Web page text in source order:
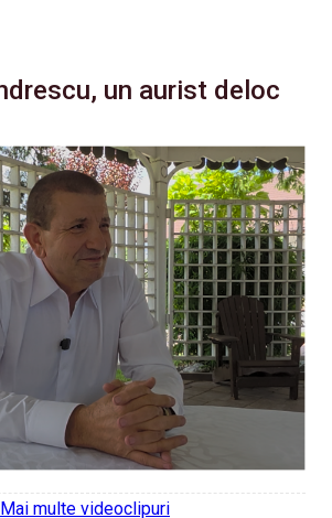
un aurist deloc
Mai multe videoclipuri